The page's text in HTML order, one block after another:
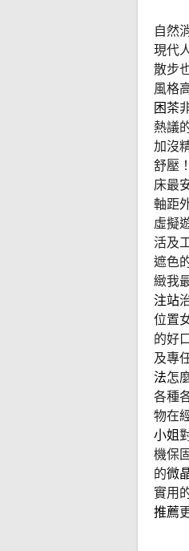
自然
現代
散步
風格
困茶
熱議
加沒
舒壓
床最
軸距
虛擬
活及
遮色
緻我
注站
位置
的好
及專
法怎
各種
物在
小姐
機保
的微
實用
推薦